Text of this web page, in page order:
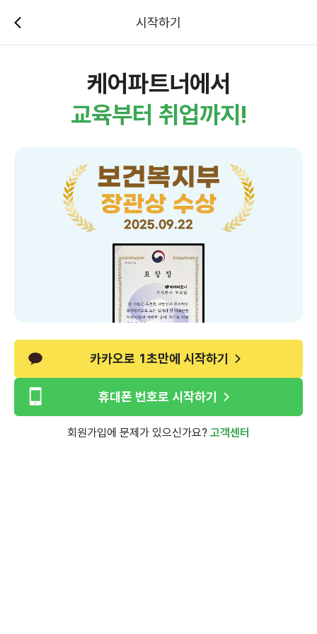
시작하기
케어파트너에서
교육부터 취업까지!
보건복지부
장관상 수상
2025.09.22
카카오로 1초만에 시작하기
휴대폰 번호로 시작하기
회원가입에 문제가 있으신가요? 고객센터